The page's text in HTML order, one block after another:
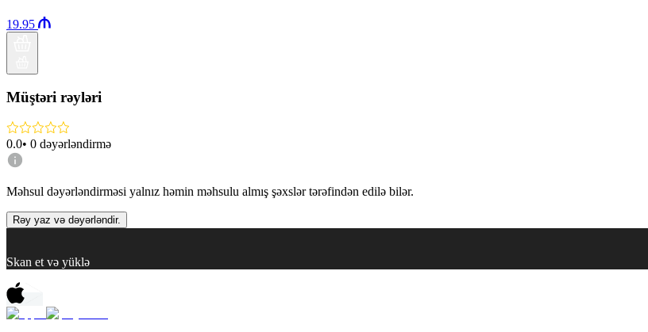
19.95
Müştəri rəyləri
0.0• 0 dəyərləndirmə
Məhsul dəyərləndirməsi yalnız həmin məhsulu almış şəxslər tərəfindən edilə bilər.
Rəy yaz və dəyərləndir.
Skan et və yüklə